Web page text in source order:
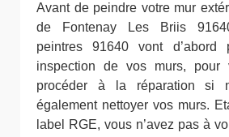
Avant de peindre votre mur
de Fontenay Les Briis
peintres 91640 vont d’abord
inspection de vos murs,
procéder à la réparation si
également nettoyer vos murs.
label RGE, vous n’avez pas à